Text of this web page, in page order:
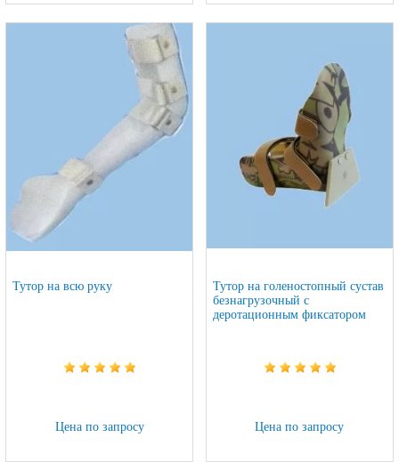
Тутор на всю руку
Цена по запросу
Тутор на голеностопный сустав
безнагрузочный с
деротационным фиксатором
Цена по запросу